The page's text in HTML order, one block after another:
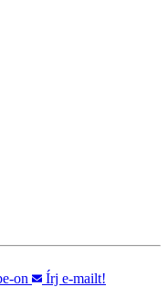
on Írj e-mailt!